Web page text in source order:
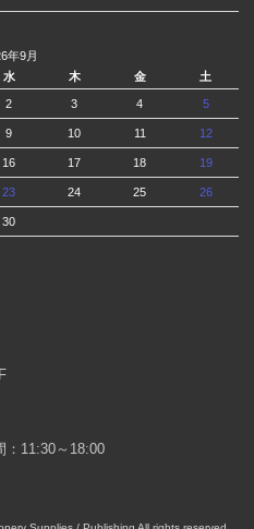
年9月
水 木 金 土
2 3 4 5
9 10 11 12
16 17 18 19
23 24 25 26
30
11:30～18:00